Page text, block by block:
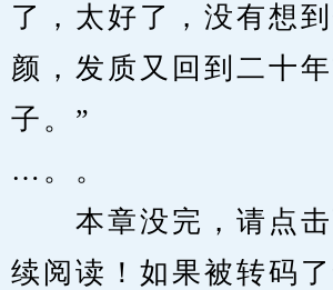
了，太好了，没有想
颜，发质又回到二十
子。”
…。。
本章没完，请点
续阅读！如果被转码